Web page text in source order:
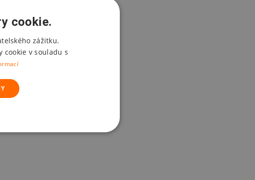
cookie.
zážitku.
cookie v souladu s